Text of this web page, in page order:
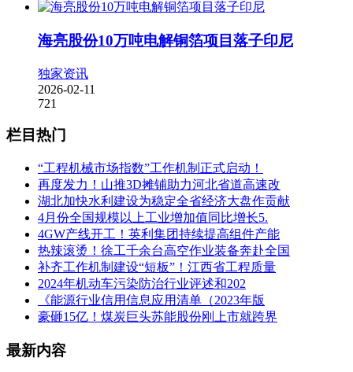
海亮股份10万吨电解铜箔项目落子印尼
独家资讯
2026-02-11
721
栏目热门
“工程机械市场指数”工作机制正式启动！
再度发力！山推3D摊铺助力河北省道高速改
湖北加快水利建设为稳定全省经济大盘作贡献
4月份全国规模以上工业增加值同比增长5.
4GW产线开工！英利集团持续提高组件产能
热辣滚烫！徐工千余台高空作业装备奔赴全国
补齐工作机制建设“短板”！江西省工程质量
2024年机动车污染防治行业评述和202
《能源行业信用信息应用清单（2023年版
豪砸15亿！煤炭巨头苏能股份刚上市就跨界
最新内容